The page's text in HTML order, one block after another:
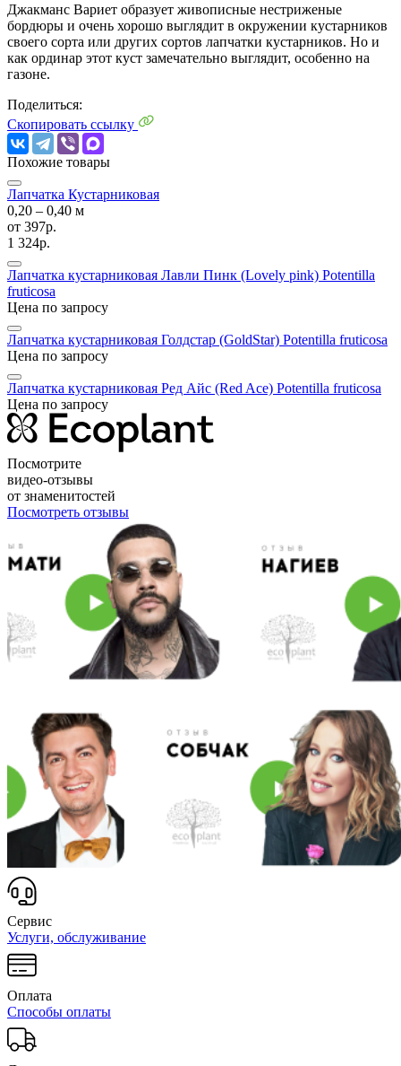
Джакманс Вариет образует живописные нестриженые
бордюры и очень хорошо выглядит в окружении кустарников
своего сорта или других сортов лапчатки кустарников. Но и
как ординар этот куст замечательно выглядит, особенно на
газоне.
Поделиться:
Скопировать ссылку
Похожие товары
Лапчатка Кустарниковая
0,20 ‒ 0,40 м
от 397р.
1 324р.
Лапчатка кустарниковая Лавли Пинк (Lovely pink) Potentilla
fruticosa
Цена по запросу
Лапчатка кустарниковая Голдстар (GoldStar) Potentilla fruticosa
Цена по запросу
Лапчатка кустарниковая Ред Айс (Red Aсe) Potentilla fruticosa
Цена по запросу
Посмотрите
видео-отзывы
от знаменитостей
Посмотреть отзывы
Сервис
Услуги, обслуживание
Оплата
Способы оплаты